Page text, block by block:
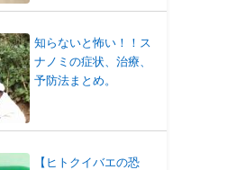
知らないと怖い！！ス
ナノミの症状、治療、
予防法まとめ。
【ヒトクイバエの恐